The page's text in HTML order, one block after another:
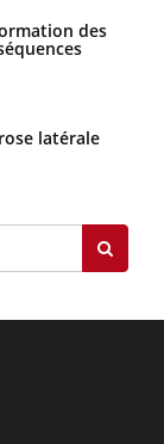
des
latérale